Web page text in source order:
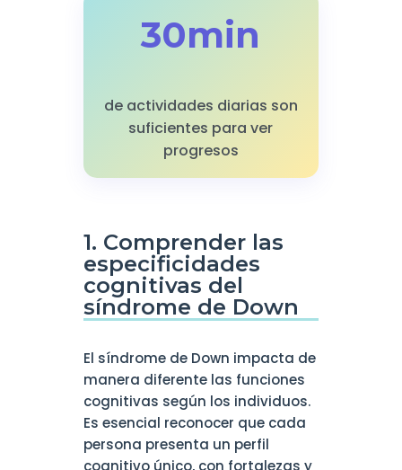
30min
de actividades diarias son
suficientes para ver
progresos
1. Comprender las
especificidades
cognitivas del
síndrome de Down
El síndrome de Down impacta de
manera diferente las funciones
cognitivas según los individuos.
Es esencial reconocer que cada
persona presenta un perfil
cognitivo único, con fortalezas y